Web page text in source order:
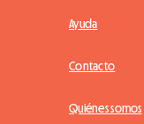
Ayuda
Contacto
Quiénes somos